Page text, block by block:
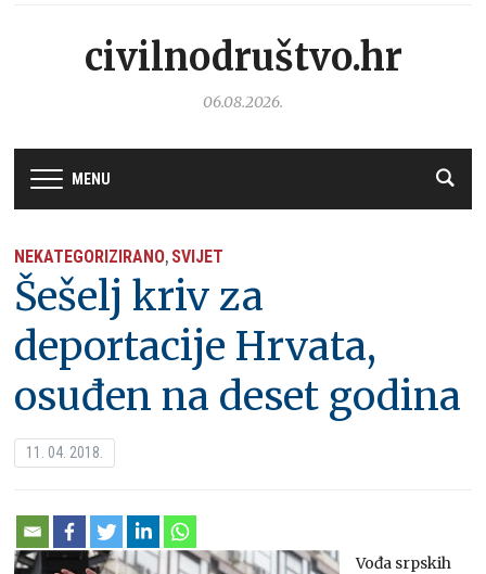
civilnodruštvo.hr
06.08.2026.
MENU
NEKATEGORIZIRANO, SVIJET
Šešelj kriv za
deportacije Hrvata,
osuđen na deset godina
11. 04. 2018.
Vođa srpskih